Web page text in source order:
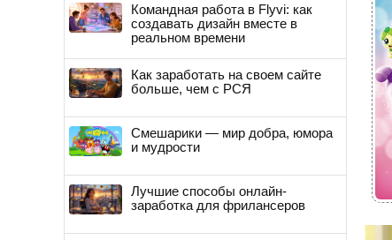
Командная работа в Flyvi: как
создавать дизайн вместе в
реальном времени
Как заработать на своем сайте
больше, чем с РСЯ
Смешарики — мир добра, юмора
и мудрости
Лучшие способы онлайн-
заработка для фрилансеров